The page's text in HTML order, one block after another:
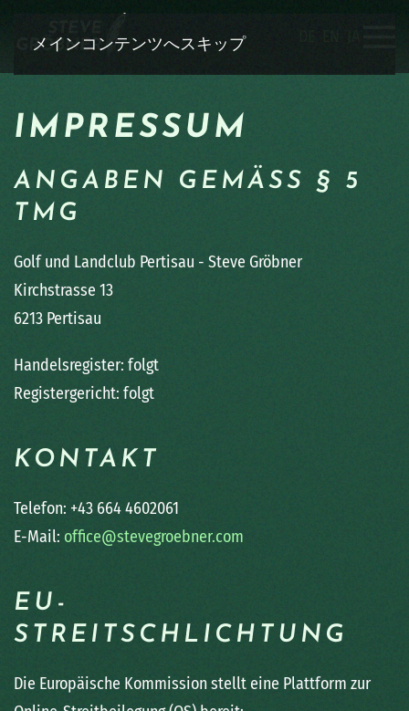
メインコンテンツへスキップ
IMPRESSUM
ANGABEN GEMÄSS § 5 T
MG
Golf und Landclub Pertisau - Steve Gröbner
Kirchstrasse 13
6213 Pertisau
Handelsregister: folgt
Registergericht: folgt
KONTAKT
Telefon: +43 664 4602061
E-Mail: office@stevegroebner.com
EU-
STREITSCHLICHTUNG
Die Europäische Kommission stellt eine Plattform zur